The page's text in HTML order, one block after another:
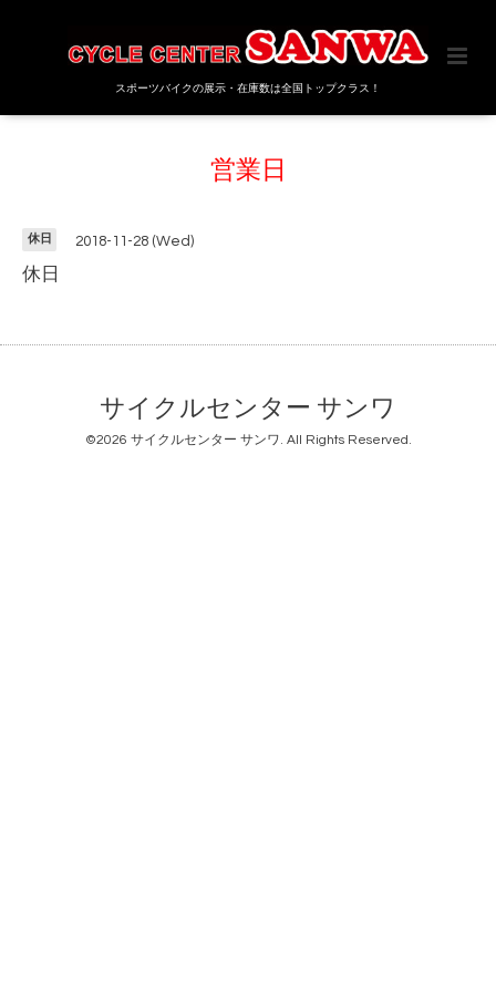
スポーツバイクの展示・在庫数は全国トップクラス！
営業日
休日 2018-11-28 (Wed)
休日
サイクルセンター サンワ
©2026 サイクルセンター サンワ. All Rights Reserved.